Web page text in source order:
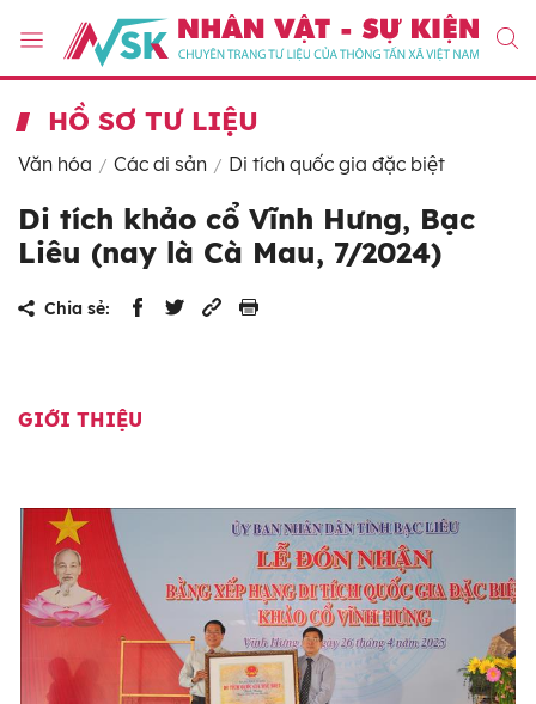
HỒ SƠ TƯ LIỆU
Văn hóa Các di sản Di tích quốc gia đặc biệt
Di tích khảo cổ Vĩnh Hưng, Bạc
Liêu (nay là Cà Mau, 7/2024)
Chia sẻ:
GIỚI THIỆU